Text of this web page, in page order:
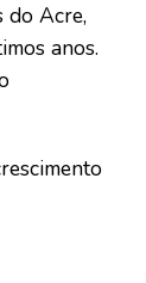
do Acre,
anos.